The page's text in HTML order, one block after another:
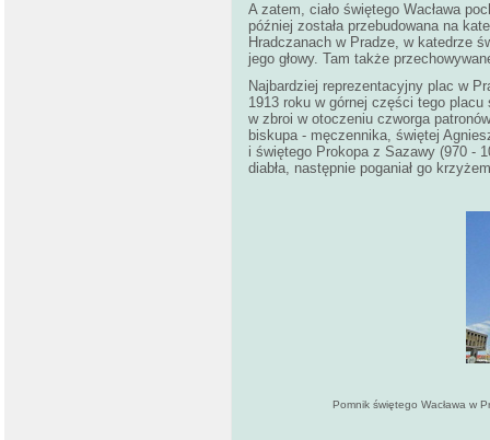
A zatem, ciało świętego Wacława
później została przebudowana na
Hradczanach w Pradze, w katedrze
jego głowy. Tam także
Najbardziej reprezentacyjny plac w
1913 roku w górnej części tego
w zbroi w otoczeniu czworga
biskupa - męczennika, świętej
i świętego Prokopa z Sazawy (970 -
diabła, następnie poganiał go
Pomnik świętego Wacława w